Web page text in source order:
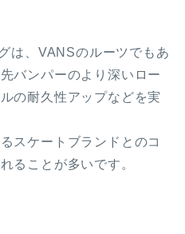
は、VANSのルーツでもあ
バンパーのより深いロー
の耐久性アップなどを実
スケートブランドとのコ
ることが多いです。